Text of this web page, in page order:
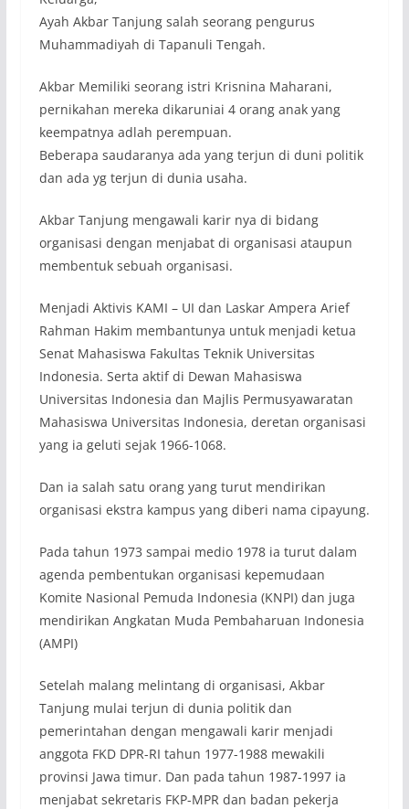
Ayah Akbar Tanjung salah seorang pengurus
Muhammadiyah di Tapanuli Tengah.
Akbar Memiliki seorang istri Krisnina Maharani,
pernikahan mereka dikaruniai 4 orang anak yang
keempatnya adlah perempuan.
Beberapa saudaranya ada yang terjun di duni politik
dan ada yg terjun di dunia usaha.
Akbar Tanjung mengawali karir nya di bidang
organisasi dengan menjabat di organisasi ataupun
membentuk sebuah organisasi.
Menjadi Aktivis KAMI – UI dan Laskar Ampera Arief
Rahman Hakim membantunya untuk menjadi ketua
Senat Mahasiswa Fakultas Teknik Universitas
Indonesia. Serta aktif di Dewan Mahasiswa
Universitas Indonesia dan Majlis Permusyawaratan
Mahasiswa Universitas Indonesia, deretan organisasi
yang ia geluti sejak 1966-1068.
Dan ia salah satu orang yang turut mendirikan
organisasi ekstra kampus yang diberi nama cipayung.
Pada tahun 1973 sampai medio 1978 ia turut dalam
agenda pembentukan organisasi kepemudaan
Komite Nasional Pemuda Indonesia (KNPI) dan juga
mendirikan Angkatan Muda Pembaharuan Indonesia
(AMPI)
Setelah malang melintang di organisasi, Akbar
Tanjung mulai terjun di dunia politik dan
pemerintahan dengan mengawali karir menjadi
anggota FKD DPR-RI tahun 1977-1988 mewakili
provinsi Jawa timur. Dan pada tahun 1987-1997 ia
menjabat sekretaris FKP-MPR dan badan pekerja